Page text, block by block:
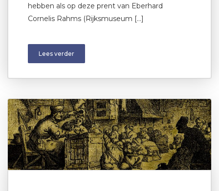
hebben als op deze prent van Eberhard
Cornelis Rahms (Rijksmuseum […]
Lees verder